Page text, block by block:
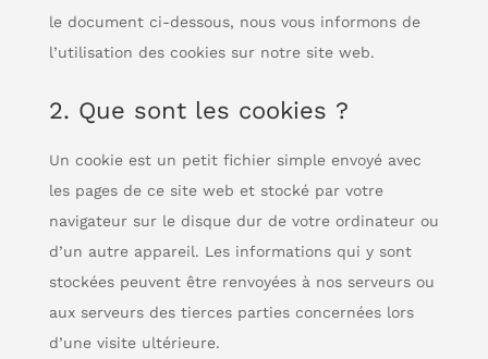
le document ci-dessous, nous vous informons de
l’utilisation des cookies sur notre site web.
2. Que sont les cookies ?
Un cookie est un petit fichier simple envoyé avec
les pages de ce site web et stocké par votre
navigateur sur le disque dur de votre ordinateur ou
d’un autre appareil. Les informations qui y sont
stockées peuvent être renvoyées à nos serveurs ou
aux serveurs des tierces parties concernées lors
d’une visite ultérieure.